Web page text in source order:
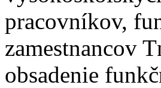
pracovníkov,
zamestnancov
obsadenie